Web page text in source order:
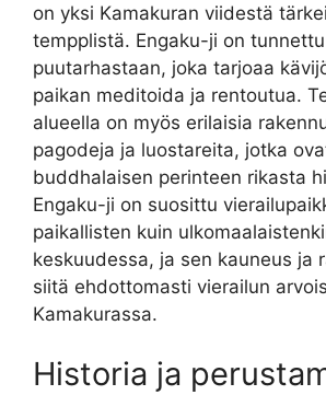
on yksi Kamakuran viidestä
tempplistä. Engaku-ji on
puutarhastaan, joka tarjoaa
paikan meditoida ja rentoutua.
alueella on myös erilaisia
pagodeja ja luostareita, jotka
buddhalaisen perinteen rikasta
Engaku-ji on suosittu
paikallisten kuin
keskuudessa, ja sen kauneus ja
siitä ehdottomasti vierailun
Kamakurassa.
Historia ja